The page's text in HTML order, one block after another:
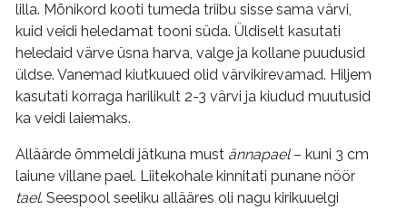
lilla. Mõnikord kooti tumeda triibu sisse sama värvi,
kuid veidi heledamat tooni süda. Üldiselt kasutati
heledaid värve üsna harva, valge ja kollane puudusid
üldse. Vanemad kiutkuued olid värvikirevamad. Hiljem
kasutati korraga harilikult 2-3 värvi ja kiudud muutusid
ka veidi laiemaks.
Alläärde õmmeldi jätkuna must ännapael– kuni 3 cm
laiune villane pael. Liitekohale kinnitati punane nöör
tael. Seespool seeliku allääres oli nagu kirikuuelgi